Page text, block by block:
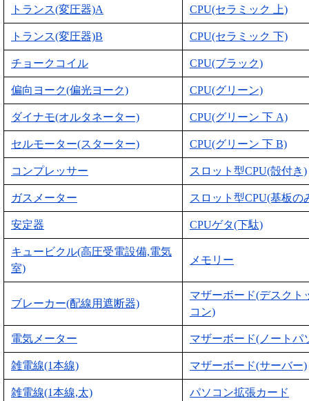
トランス(変圧器)A CPU(セラミック 上)
トランス(変圧器)B CPU(セラミック 下)
チョークコイル CPU(ブラック)
偏向ヨーク(偏光ヨーク) CPU(グリーン)
ダイナモ(オルタネーター) CPU(グリーン 下 A)
セルモーター(スターター) CPU(グリーン 下 B)
コンプレッサー スロット型CPU(殻付き)
ガスメーター スロット型CPU(基板の
安定器 CPUゲタ(下駄)
キュービクル(高圧受電設備,電気
室)
メモリー
ブレーカー(配線用遮断器)
マザーボード(デスクト
コン)
電気メーター マザーボード(ノートパ
雑電線(1本線) マザーボード(サーバー)
雑電線(1本線,太) パソコン拡張カード